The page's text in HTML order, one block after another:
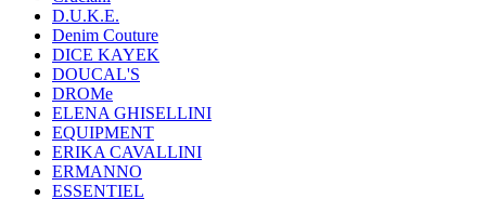
D.U.K.E.
Denim Couture
DICE KAYEK
DOUCAL'S
DROMe
ELENA GHISELLINI
EQUIPMENT
ERIKA CAVALLINI
ERMANNO
ESSENTIEL